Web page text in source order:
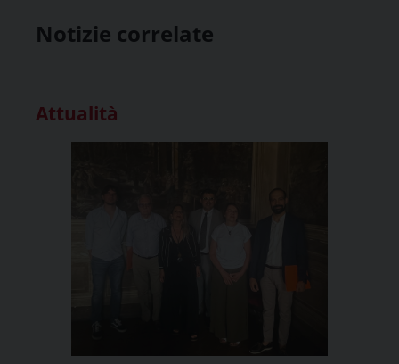
Notizie correlate
Attualità